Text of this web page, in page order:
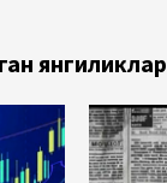
янгиликлар